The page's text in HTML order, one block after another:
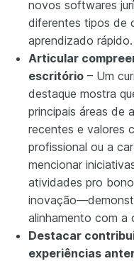
novos softwares
diferentes tipos de
aprendizado rápido.
Articular
escritório – Um
destaque mostra
principais áreas de
recentes e valores
profissional ou a
mencionar
atividades pro
alinhamento com a
Destacar
experiências